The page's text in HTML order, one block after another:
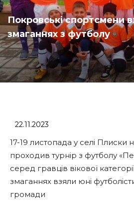
Покровські спортсмени
змаганнях з футболу
22.11.2023
17-19 листопада у селі Плиски
проходив турнір з футболу
серед гравців вікової
змаганнях взяли юні
громади